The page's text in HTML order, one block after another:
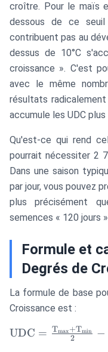
croître. Pour le maïs
dessous de ce
contribuent pas au
dessus de 10°C
croissance ». C'est
avec le même
résultats
accumule les UDC
Qu'est-ce qui rend
pourrait nécessiter 2
Dans une saison
par jour, vous pouvez
plus précisément
semences « 120 jours
Formule et
Degrés de
La formule de base
Croissance est :
UDC = 2
Tmax+Tmin −